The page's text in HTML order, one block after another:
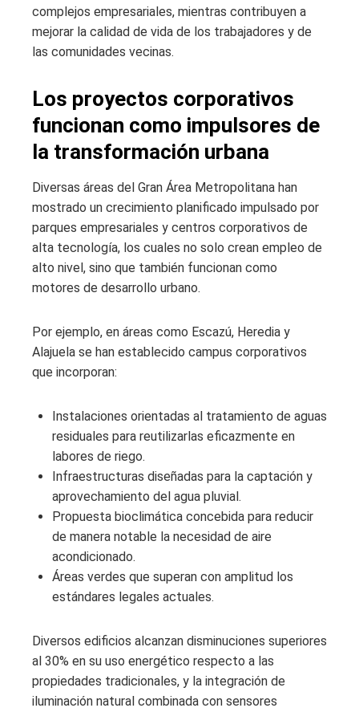
complejos empresariales, mientras contribuyen a
mejorar la calidad de vida de los trabajadores y de
las comunidades vecinas.
Los proyectos corporativos
funcionan como impulsores de
la transformación urbana
Diversas áreas del Gran Área Metropolitana han
mostrado un crecimiento planificado impulsado por
parques empresariales y centros corporativos de
alta tecnología, los cuales no solo crean empleo de
alto nivel, sino que también funcionan como
motores de desarrollo urbano.
Por ejemplo, en áreas como Escazú, Heredia y
Alajuela se han establecido campus corporativos
que incorporan:
Instalaciones orientadas al tratamiento de aguas
residuales para reutilizarlas eficazmente en
labores de riego.
Infraestructuras diseñadas para la captación y
aprovechamiento del agua pluvial.
Propuesta bioclimática concebida para reducir
de manera notable la necesidad de aire
acondicionado.
Áreas verdes que superan con amplitud los
estándares legales actuales.
Diversos edificios alcanzan disminuciones superiores
al 30% en su uso energético respecto a las
propiedades tradicionales, y la integración de
iluminación natural combinada con sensores